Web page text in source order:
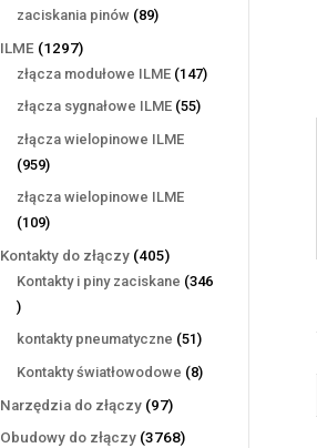
zaciskania pinów 8989
ILME 12971297
produktów
złącza modułowe ILME 147147
złącza sygnałowe ILME 5555
złącza wielopinowe ILME
959959
produktów
złącza wielopinowe ILME
109109
produktów
Kontakty do złączy 405405
produktów
Kontakty i piny zaciskane 346
346
produktów
kontakty pneumatyczne 5151
produktów
Kontakty światłowodowe 88
Narzędzia do złączy 9797
produktów
Obudowy do złączy 37683768